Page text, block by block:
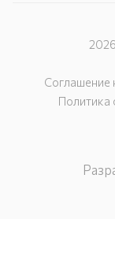
Соглашение
Политика